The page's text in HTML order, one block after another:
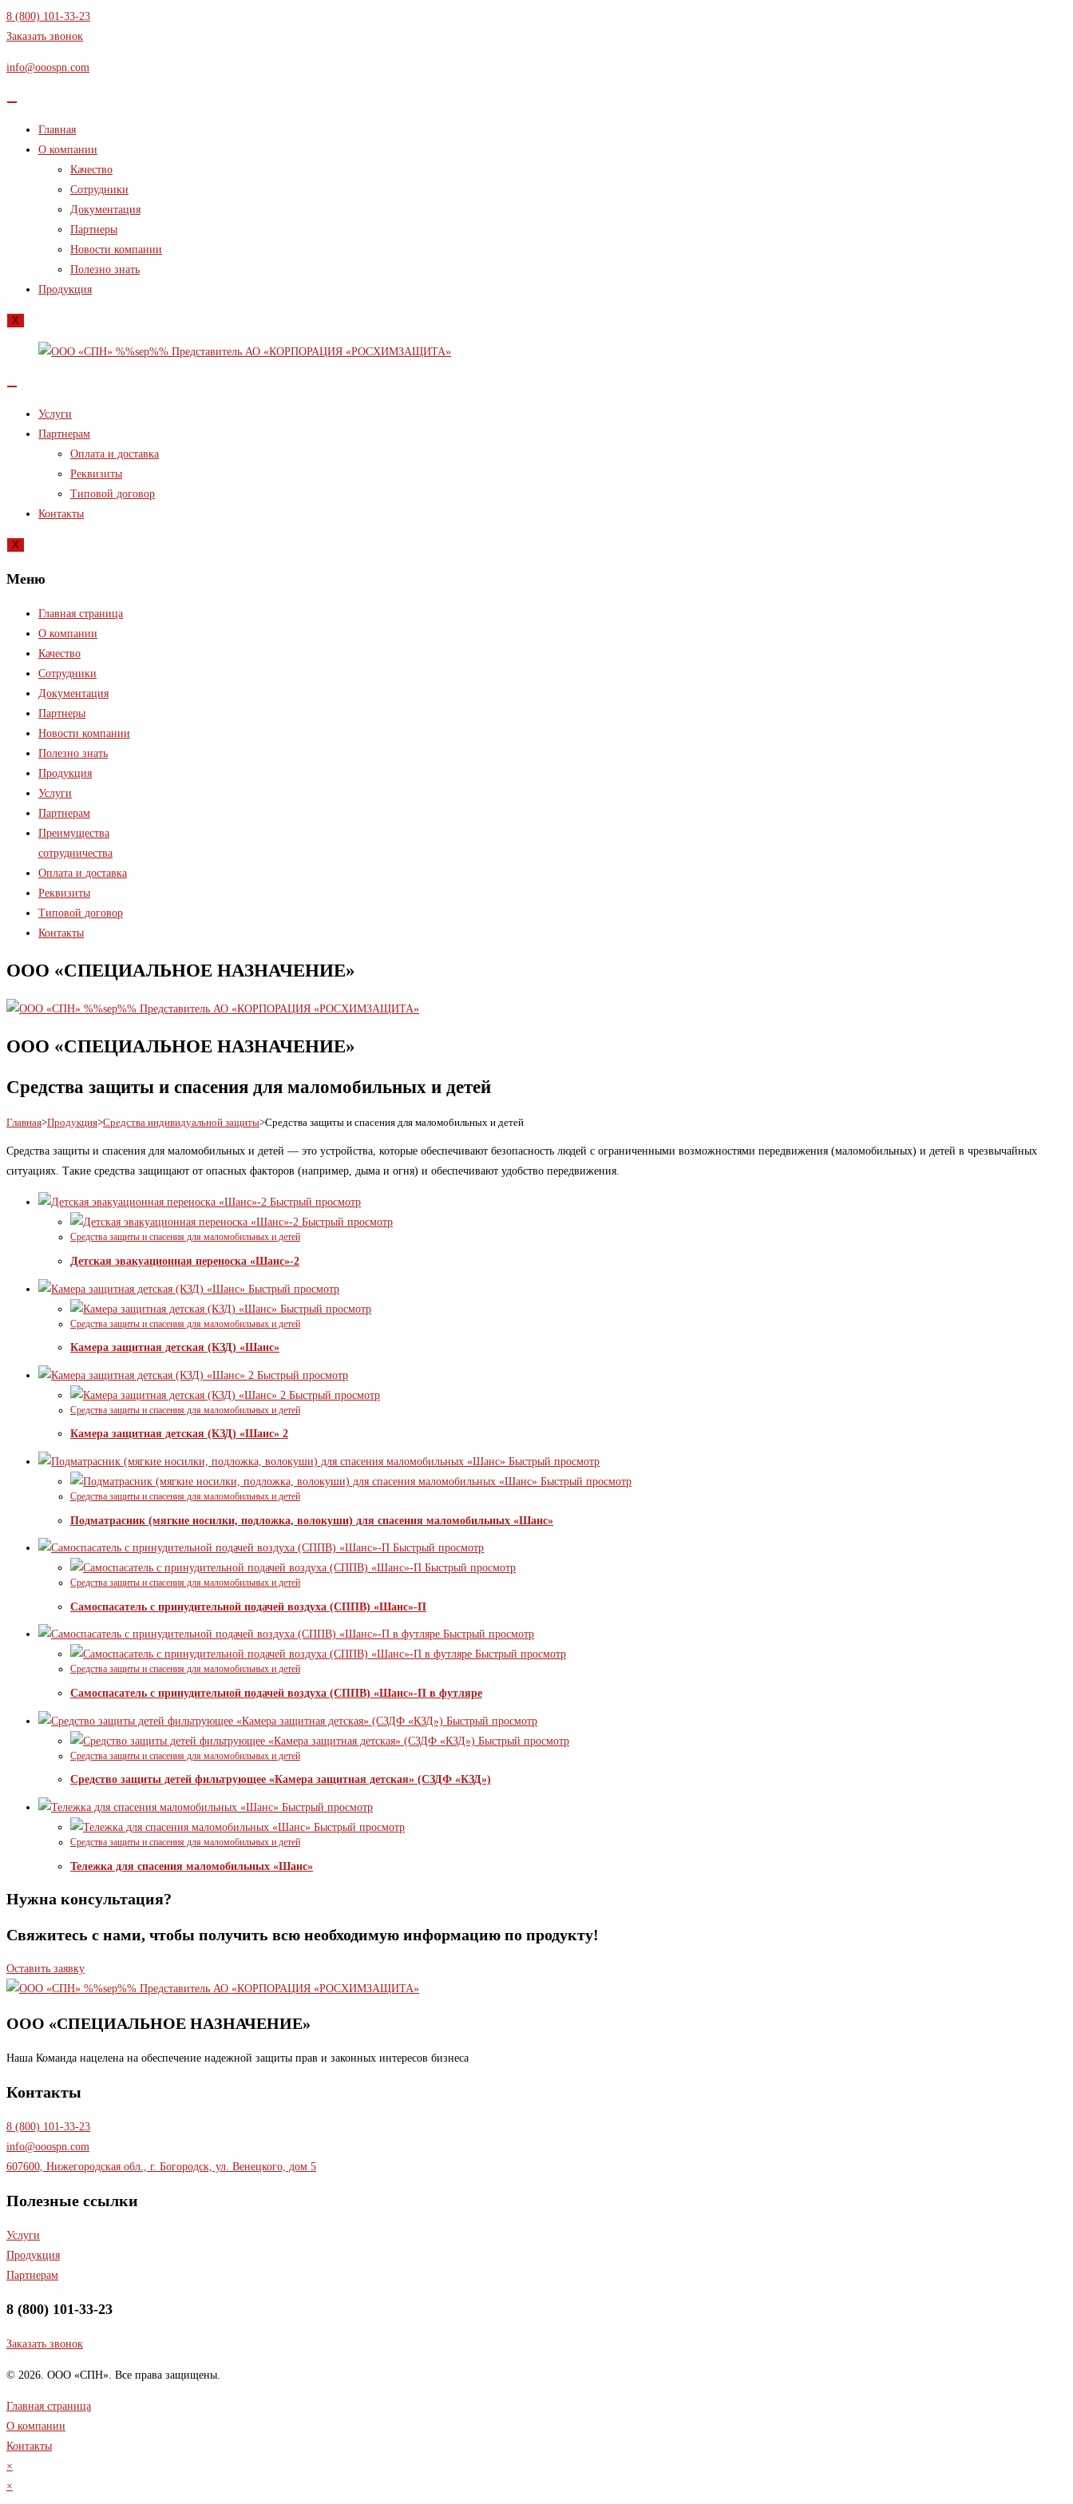
Перейти
к
8 (800) 101-33-23
Заказать звонок
info@ooospn.com
Главная
О компании
Качество
Сотрудники
Документация
Партнеры
Новости компании
Полезно знать
Продукция
X
Услуги
Партнерам
Оплата и доставка
Реквизиты
Типовой договор
Контакты
X
Меню
Главная страница
О компании
Качество
Сотрудники
Документация
Партнеры
Новости компании
Полезно знать
Продукция
Услуги
Партнерам
Преимущества
сотрудничества
Оплата и доставка
Реквизиты
Типовой договор
Контакты
ООО «СПЕЦИАЛЬНОЕ НАЗНАЧЕНИЕ»
ООО «СПЕЦИАЛЬНОЕ НАЗНАЧЕНИЕ»
Средства защиты и спасения для маломобильных и детей
Главная>Продукция>Средства индивидуальной защиты>Средства защиты и спасения для маломобильных и детей
Средства защиты и спасения для маломобильных и детей — это устройства, которые обеспечивают безопасность людей с ограниченными возможностями передвижения (маломобильных) и детей в чрезвычайных
ситуациях. Такие средства защищают от опасных факторов (например, дыма и огня) и обеспечивают удобство передвижения.
Быстрый просмотр
Быстрый просмотр
Средства защиты и спасения для маломобильных и детей
Детская эвакуационная переноска «Шанс»-2
Быстрый просмотр
Быстрый просмотр
Средства защиты и спасения для маломобильных и детей
Камера защитная детская (КЗД) «Шанс»
Быстрый просмотр
Быстрый просмотр
Средства защиты и спасения для маломобильных и детей
Камера защитная детская (КЗД) «Шанс» 2
Быстрый просмотр
Быстрый просмотр
Средства защиты и спасения для маломобильных и детей
Подматрасник (мягкие носилки, подложка, волокуши) для спасения маломобильных «Шанс»
Быстрый просмотр
Быстрый просмотр
Средства защиты и спасения для маломобильных и детей
Самоспасатель с принудительной подачей воздуха (СППВ) «Шанс»-П
Быстрый просмотр
Быстрый просмотр
Средства защиты и спасения для маломобильных и детей
Самоспасатель с принудительной подачей воздуха (СППВ) «Шанс»-П в футляре
Быстрый просмотр
Быстрый просмотр
Средства защиты и спасения для маломобильных и детей
Средство защиты детей фильтрующее «Камера защитная детская» (СЗДФ «КЗД»)
Быстрый просмотр
Быстрый просмотр
Средства защиты и спасения для маломобильных и детей
Тележка для спасения маломобильных «Шанс»
Нужна консультация?
Свяжитесь с нами, чтобы получить всю необходимую информацию по продукту!
Оставить заявку
ООО «СПЕЦИАЛЬНОЕ НАЗНАЧЕНИЕ»
Наша Команда нацелена на обеспечение надежной защиты прав и законных интересов бизнеса
Контакты
8 (800) 101-33-23
info@ooospn.com
607600, Нижегородская обл., г. Богородск, ул. Венецкого, дом 5
Полезные ссылки
Услуги
Продукция
Партнерам
8 (800) 101-33-23
Заказать звонок
© 2026. ООО «СПН». Все права защищены.
Главная страница
О компании
Контакты
×
×